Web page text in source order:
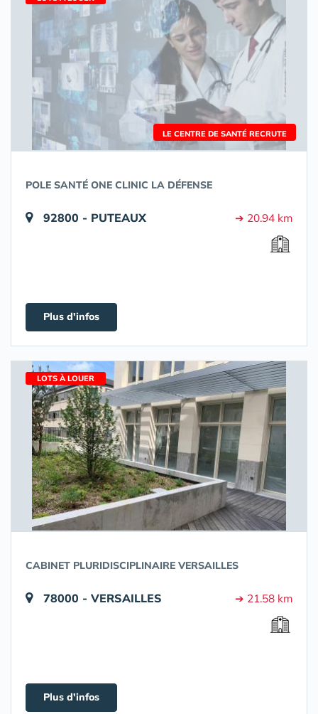
LE CENTRE DE SANTÉ RECRUTE
POLE SANTÉ ONE CLINIC LA DÉFENSE
92800 - PUTEAUX ➔ 20.94 km
Plus d'infos
LOTS À LOUER
CABINET PLURIDISCIPLINAIRE VERSAILLES
78000 - VERSAILLES ➔ 21.58 km
Plus d'infos